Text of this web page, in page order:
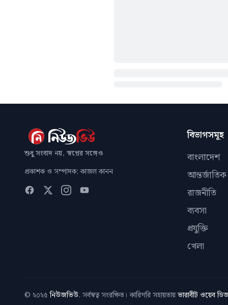
শুধু সংবাদ নয়, স্বপ্নের সঙ্গেও
প্রকাশক ও সম্পাদক: কাজল কানন
বিভাগসমূহ
বাংলাদেশ
আন্তর্জাতিক
রাজনীতি
ব্যবসা
প্রযুক্তি
খেলা
© ২০২৫ নিউজভিউ. সর্বস্বত্ব সংরক্ষিত। কারিগরি সহায়তায়ভারাবীট ওয়েব